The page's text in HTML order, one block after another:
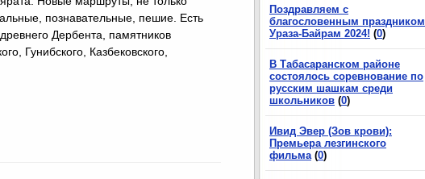
Поздравляем с
благословенным праздником
Ураза-Байрам 2024! (0)
В Табасаранском районе
состоялось соревнование по
русским шашкам среди
школьников (0)
Ивид Эвер (Зов крови):
Премьера лезгинского
фильма (0)
познавательные, пешие. Есть
Дербента, памятников
Гунибского, Казбековского,